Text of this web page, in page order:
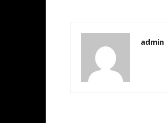
admin